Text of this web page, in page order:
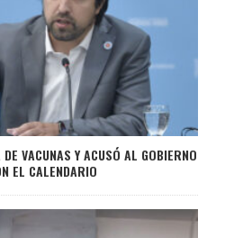
VACUNAS Y ACUSÓ AL GOBIERNO
EL CALENDARIO